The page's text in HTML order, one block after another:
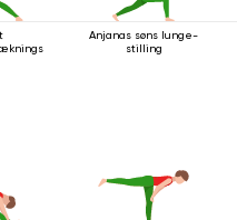
Anjanas søns lunge-
stilling